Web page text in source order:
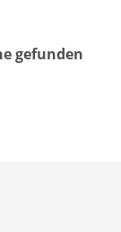
gefunden